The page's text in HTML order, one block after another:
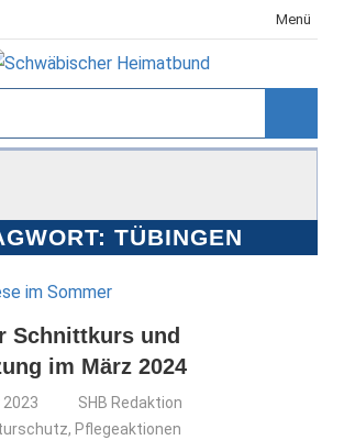
Menü
TÜBINGEN
Schnittkurs und
im März 2024
2023
SHB Redaktion
, Pflegeaktionen